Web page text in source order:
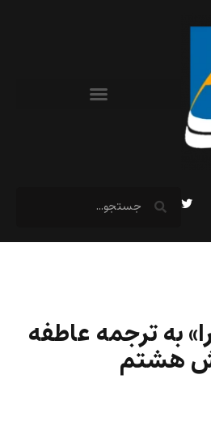
به ترجمه عاطفه
هشتم